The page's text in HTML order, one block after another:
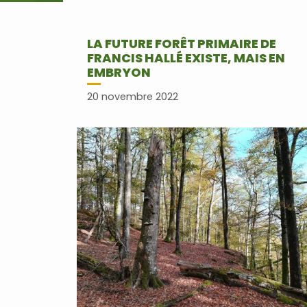
LA FUTURE FORÊT PRIMAIRE DE
FRANCIS HALLÉ EXISTE, MAIS EN
EMBRYON
20 novembre 2022